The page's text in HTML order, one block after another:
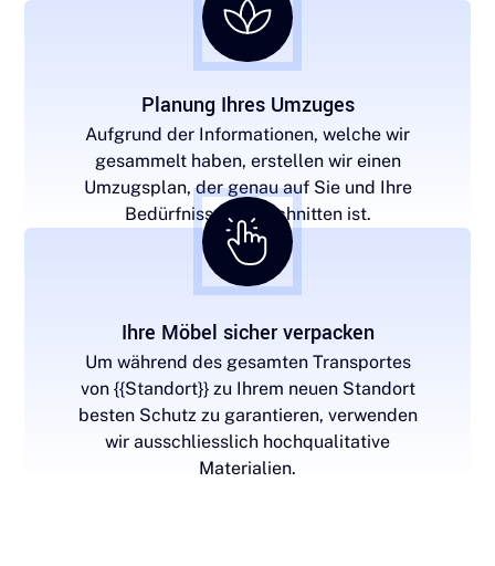
Planung Ihres Umzuges
Aufgrund der Informationen, welche wir
gesammelt haben, erstellen wir einen
Umzugsplan, der genau auf Sie und Ihre
Bedürfnisse zugeschnitten ist.
Ihre Möbel sicher verpacken
Um während des gesamten Transportes
von {{Standort}} zu Ihrem neuen Standort
besten Schutz zu garantieren, verwenden
wir ausschliesslich hochqualitative
Materialien.